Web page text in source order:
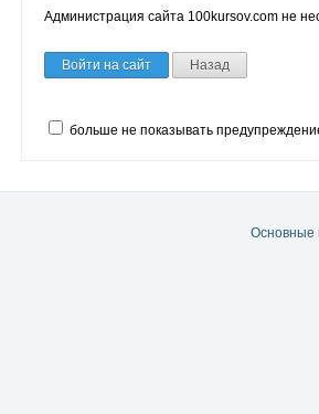
Администрация сайта 100kursov.com не
Войти на сайт Назад
больше не показывать
Основные